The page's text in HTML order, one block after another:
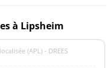
à Lipsheim
(APL) - DREES